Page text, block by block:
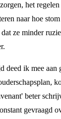
het
naar hoe
ze minder
deed ik mee aan
beter
gevraagd